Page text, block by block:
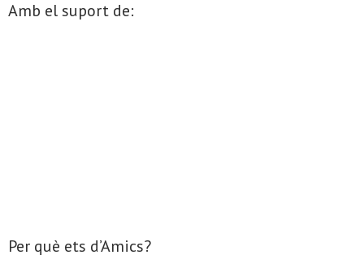
Amb el suport de:
Per què ets d’Amics?